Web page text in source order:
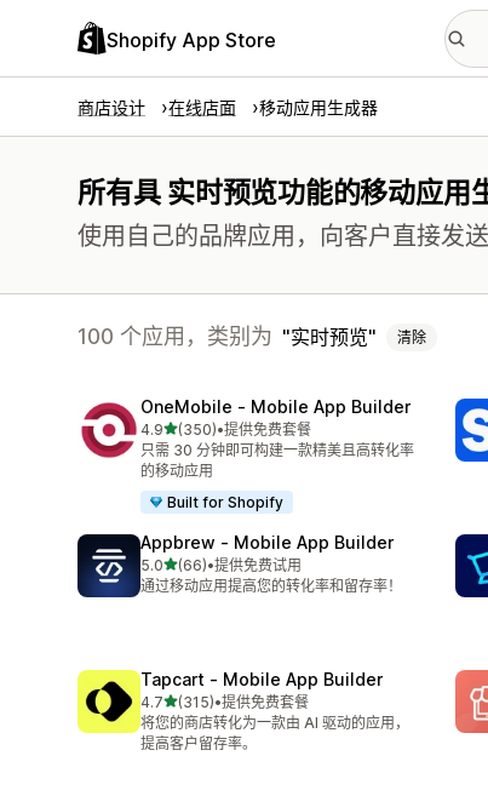
Shopify App Store
商店设计 在线店面 移动应用生成器
所有具 实时预览功能的移动应用
使用自己的品牌应用，向客户直接发
100 个应用，类别为 实时预览 清除
OneMobile ‑ Mobile App Builder
4.9星（满分 5 星）
(350)
总共 350 条评论
•提供免费套餐
只需 30 分钟即可构建一款精美且高转化率
的移动应用
Built for Shopify
Appbrew ‑ Mobile App Builder
5.0星（满分 5 星）
(66)
总共 66 条评论
•提供免费试用
通过移动应用提高您的转化率和留存率！
Tapcart ‑ Mobile App Builder
4.7星（满分 5 星）
(315)
总共 315 条评论
•提供免费套餐
将您的商店转化为一款由 AI 驱动的应用，
提高客户留存率。